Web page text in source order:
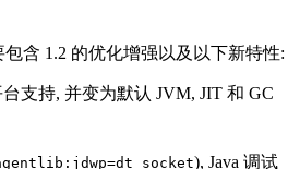
包含 1.2 的优化增强以及以下新特性:
支持, 并变为默认 JVM, JIT 和 GC
), Java 调试